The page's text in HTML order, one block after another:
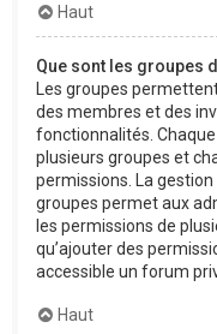
Haut
Que sont les groupes
Les groupes
des membres et des
fonctionnalités.
plusieurs groupes et
permissions. La
groupes permet aux
les permissions de
qu’ajouter des
accessible un forum
Haut